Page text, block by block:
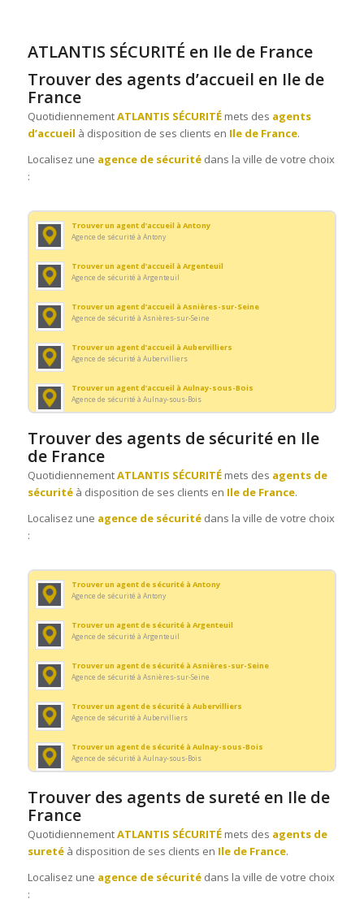
ATLANTIS SÉCURITÉ en Ile de France
Trouver des agents d’accueil en Ile de
France
QuotidiennementATLANTIS SÉCURITÉmets des agents
d’accueil à disposition de ses clients en Ile de France.
Localisez une agence de sécuritédans la ville de votre choix
:
Trouver un agent d’accueil à Antony
Agence de sécurité à Antony
Trouver un agent d’accueil à Argenteuil
Agence de sécurité à Argenteuil
Trouver un agent d’accueil à Asnières-sur-Seine
Agence de sécurité à Asnières-sur-Seine
Trouver un agent d’accueil à Aubervilliers
Agence de sécurité à Aubervilliers
Trouver un agent d’accueil à Aulnay-sous-Bois
Agence de sécurité à Aulnay-sous-Bois
Agence de sécurité à Bondy
Trouver un agent d’accueil à Boulogne-Billancourt
Agence de sécurité à Boulogne-Billancourt
Agence de sécurité à Cergy
Trouver un agent d’accueil à Chelles
Agence de sécurité à Chelles
Trouver un agent d’accueil à Clamart
Agence de sécurité à Clamart
Trouver un agent d’accueil à Clichy
Agence de sécurité à Clichy
Trouver un agent d’accueil à Colombes
Agence de sécurité à Colombes
Trouver un agent d’accueil à Courbevoie
Agence de sécurité à Courbevoie
Trouver un agent d’accueil à Créteil
Agence de sécurité à Créteil
Trouver un agent d’accueil à Drancy
Agence de sécurité à Drancy
Trouver un agent d’accueil à Épinay-sur-Seine
Agence de sécurité à Épinay-sur-Seine
Trouver des agents de sécurité en Ile
de France
QuotidiennementATLANTIS SÉCURITÉmets des agents de
sécuritéà disposition de ses clients en Ile de France.
Localisez une agence de sécuritédans la ville de votre choix
:
Trouver un agent de sécurité à Antony
Agence de sécurité à Antony
Trouver un agent de sécurité à Argenteuil
Agence de sécurité à Argenteuil
Trouver un agent de sécurité à Asnières-sur-Seine
Agence de sécurité à Asnières-sur-Seine
Trouver un agent de sécurité à Aubervilliers
Agence de sécurité à Aubervilliers
Trouver un agent de sécurité à Aulnay-sous-Bois
Agence de sécurité à Aulnay-sous-Bois
Agence de sécurité à Bondy
Trouver un agent de sécurité à Boulogne-Billancourt
Agence de sécurité à Boulogne-Billancourt
Agence de sécurité à Cergy
Trouver des agents de sureté en Ile de
France
QuotidiennementATLANTIS SÉCURITÉmets des agents de
suretéà disposition de ses clients en Ile de France.
Localisez une agence de sécuritédans la ville de votre choix
: